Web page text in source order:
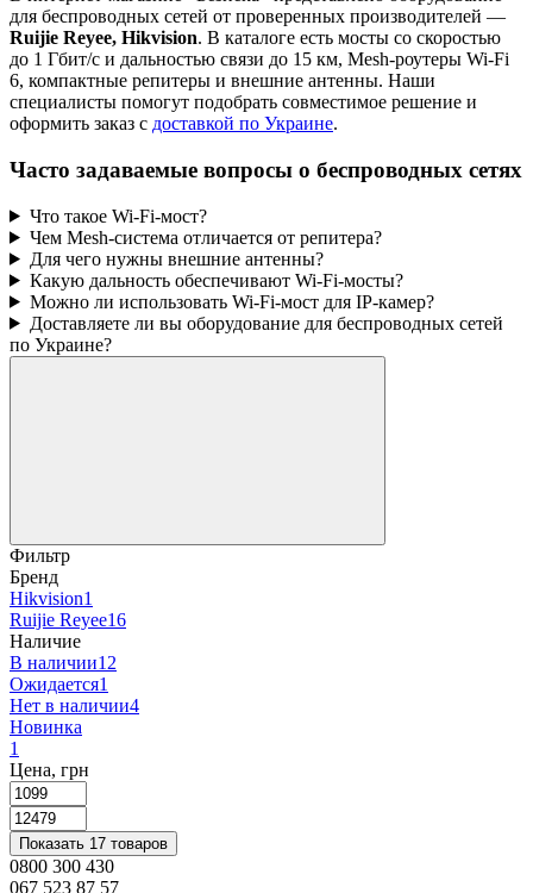
для беспроводных сетей от проверенных производителей —
Ruijie Reyee, Hikvision. В каталоге есть мосты со скоростью
до 1 Гбит/с и дальностью связи до 15 км, Mesh-роутеры Wi-Fi
6, компактные репитеры и внешние антенны. Наши
специалисты помогут подобрать совместимое решение и
оформить заказ с доставкой по Украине.
Часто задаваемые вопросы о беспроводных сетях
Что такое Wi-Fi-мост?
Чем Mesh-система отличается от репитера?
Для чего нужны внешние антенны?
Какую дальность обеспечивают Wi-Fi-мосты?
Можно ли использовать Wi-Fi-мост для IP-камер?
Доставляете ли вы оборудование для беспроводных сетей
по Украине?
Фильтр
Бренд
Hikvision1
Ruijie Reyee16
Наличие
В наличии12
Ожидается1
Нет в наличии4
Новинка
1
Цена, грн
Показать 17 товаров
0800 300 430
067 523 87 57